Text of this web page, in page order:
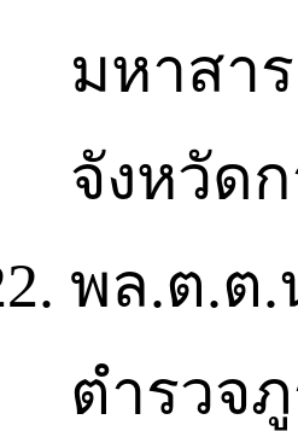
มหาสา
จังหวัด
พล.ต.ต.
ตำรวจ